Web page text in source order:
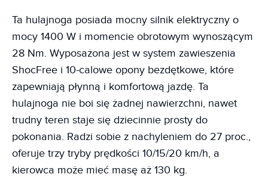
Ta hulajnoga posiada mocny silnik elektryczny o
mocy 1400 W i momencie obrotowym wynoszącym
28 Nm. Wyposażona jest w system zawieszenia
ShocFree i 10-calowe opony bezdętkowe, które
zapewniają płynną i komfortową jazdę. Ta
hulajnoga nie boi się żadnej nawierzchni, nawet
trudny teren staje się dziecinnie prosty do
pokonania. Radzi sobie z nachyleniem do 27 proc.,
oferuje trzy tryby prędkości 10/15/20 km/h, a
kierowca może mieć masę aż 130 kg.